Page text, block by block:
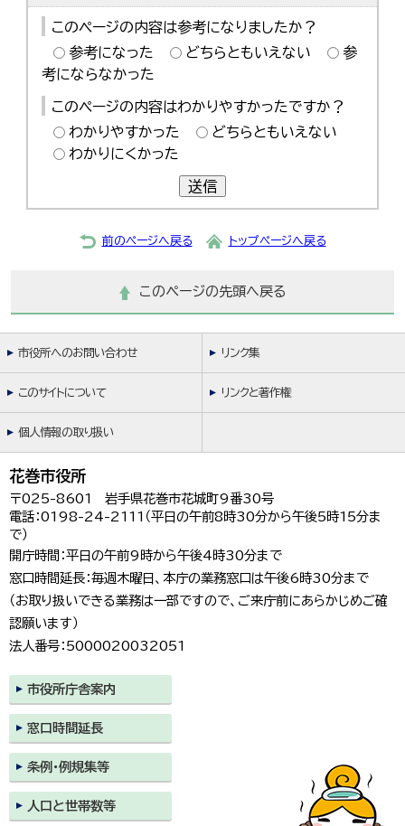
English
简体中文
繁體中文
このページの内容は参考になりましたか？
参考になった
どちらともいえない
参
考にならなかった
このページの内容はわかりやすかったですか？
わかりやすかった
どちらともいえない
わかりにくかった
送信
前のページへ戻る トップページへ戻る
このページの先頭へ戻る
市役所へのお問い合わせ リンク集
このサイトについて リンクと著作権
個人情報の取り扱い
花巻市役所
〒025-8601 岩手県花巻市花城町9番30号
電話：0198-24-2111（平日の午前8時30分から午後5時15分ま
で）
開庁時間：平日の午前9時から午後4時30分まで
窓口時間延長：毎週木曜日、本庁の業務窓口は午後6時30分まで
（お取り扱いできる業務は一部ですので、ご来庁前にあらかじめご確
認願います）
法人番号：5000020032051
市役所庁舎案内
窓口時間延長
条例・例規集等
人口と世帯数等